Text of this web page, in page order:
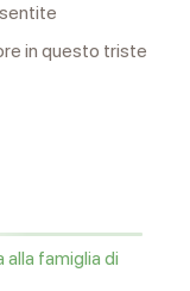
in questo triste
alla famiglia di